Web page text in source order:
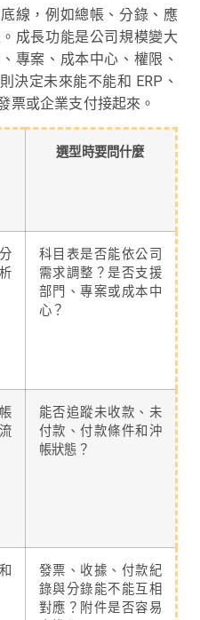
線，例如總帳、分錄、應
成長功能是公司規模變大
專案、成本中心、權限、
決定未來能不能和 ERP、
票或企業支付接起來。
選型時要問什麼
科目表是否能依公司
需求調整？是否支援
部門、專案或成本中
心？
能否追蹤未收款、未
付款、付款條件和沖
帳狀態？
發票、收據、付款紀
錄與分錄能不能互相
對應？附件是否容易